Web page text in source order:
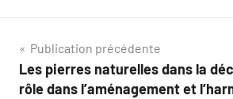
Navigation
de
Publication précédente
Les pierres naturelles dans la
rôle dans l’aménagement et